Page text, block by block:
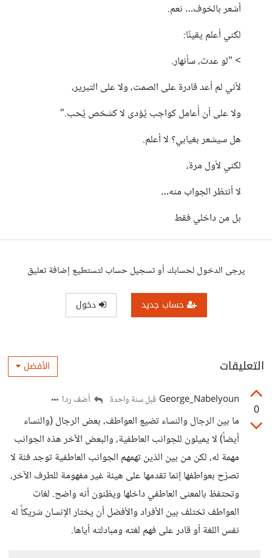
أشعر بالخوف… نعم.
لكني أعلم يقينًا:
> "لو عدت، سأنهار.
لأني لم أعد قادرة على الصمت، ولا على التبرير،
ولا على أن أُعامل كواجب يُؤدى لا كشخص يُحب."
هل سيشعر بغيابي؟ لا أعلم.
لكني لأول مرة،
لا أنتظر الجواب منه…
بل من داخلي فقط
يرجى الدخول لحسابك أو تسجيل حساب لتستطيع إضافة تعليق
حساب جديد دخول
التعليقات الأفضل
0
George_Nabelyoun قبل سنة واحدة أضف ردا
ما بين الرجال والنساء تضيع العواطف، بعض الرجال (والنساء
أيضاً) لا يميلون للجوانب العاطفية، والبعض الآخر هذه الجوانب
مهمة له، لكن من بين الذين تهمهم الجوانب العاطفية توجد فئة لا
تصرّح بعواطفها إنما تقدمها على هيئة غير مفهومة للطرف الآخر،
وتحتفظ بالمعنى العاطفي داخلها ويظنون أنه واضح. لغات
العواطف تختلف بين الأفراد والأفضل أن يختار الإنسان شريكاً له
نفس اللغة أو قادر على فهم لغته ومبادلته أياها.